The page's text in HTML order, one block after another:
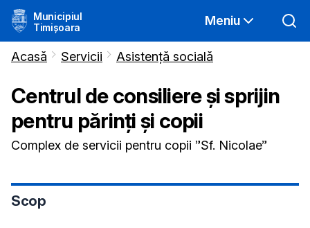
Municipiul
Timișoara
Meniu
Acasă Servicii Asistență socială
Centrul de consiliere și sprijin
pentru părinți și copii
Complex de servicii pentru copii ”Sf. Nicolae”
Scop